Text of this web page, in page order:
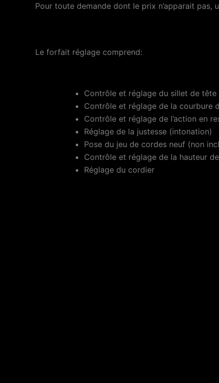
Pour toute demande dont le prix n’apparait pas,
Le forfait réglage comprend:
Contrôle et réglage du sillet de tête
Contrôle et réglage de la courbure
Contrôle et réglage de l’action en
Réglage de la justesse (intonation)
Pose du jeu de cordes neuf (non
Contrôle et réglage de la hauteur
Réglage du cordier